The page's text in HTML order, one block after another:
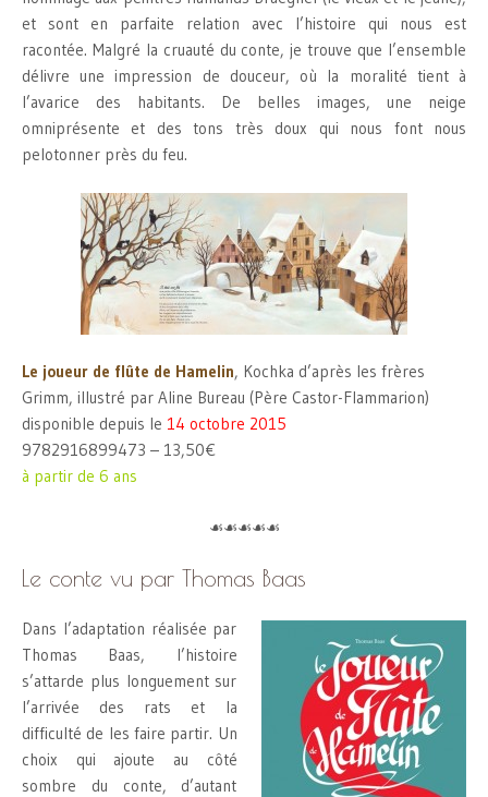
et sont en parfaite relation avec l’histoire qui nous est
racontée. Malgré la cruauté du conte, je trouve que l’ensemble
délivre une impression de douceur, où la moralité tient à
l’avarice des habitants. De belles images, une neige
omniprésente et des tons très doux qui nous font nous
pelotonner près du feu.
Le joueur de flûte de Hamelin, Kochka d’après les frères
Grimm, illustré par Aline Bureau (Père Castor-Flammarion)
disponible depuis le 14 octobre 2015
9782916899473 – 13,50€
à partir de 6 ans
☙☙☙☙☙
Le conte vu par Thomas Baas
Dans l’adaptation réalisée par
Thomas Baas, l’histoire
s’attarde plus longuement sur
l’arrivée des rats et la
difficulté de les faire partir. Un
choix qui ajoute au côté
sombre du conte, d’autant